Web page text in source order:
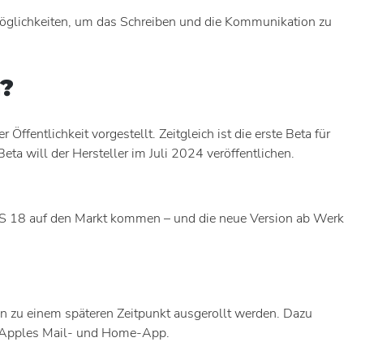
um das Schreiben und die Kommunikation zu
Öffentlichkeit vorgestellt. Zeitgleich ist die erste Beta für
will der Hersteller im Juli 2024 veröffentlichen.
auf den Markt kommen – und die neue Version ab Werk
einem späteren Zeitpunkt ausgerollt werden. Dazu
Mail- und Home-App.